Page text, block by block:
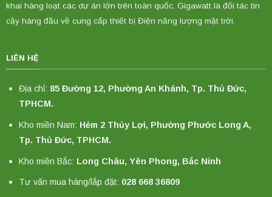
khai hàng loạt các dự án lớn trên toàn quốc. Gigawatt là đối tác tin
cậy hàng đầu về cung cấp thiết bị Điện năng lượng mặt trời.
LIÊN HỆ
Địa chỉ: 85 Đường 12, Phường An Khánh, Tp. Thủ Đức,
TPHCM.
Kho miền Nam: Hẻm 2 Thủy Lợi, Phường Phước Long A,
Tp. Thủ Đức, TPHCM.
Kho miền Bắc: Long Châu, Yên Phong, Bắc Ninh
Tư vấn mua hàng/lắp đặt: 028 668 36809